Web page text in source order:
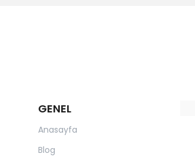
GENEL
Anasayfa
Blog